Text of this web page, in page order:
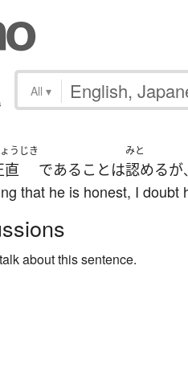
All ▾
うじき
直 である ことは
みと
認めるが、
that he is honest, I doubt
about this sentence.